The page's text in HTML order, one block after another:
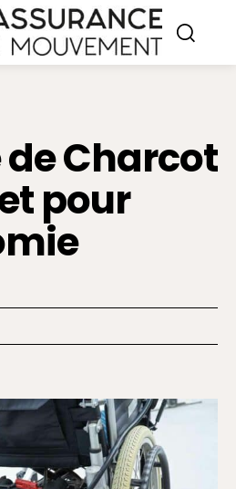
Charcot
pour